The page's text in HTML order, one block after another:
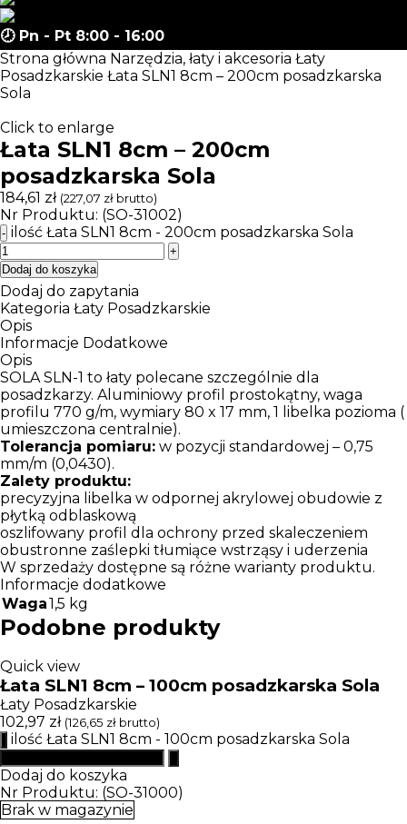
🕗 Pn - Pt 8:00 - 16:00
Strona główna Narzędzia, łaty i akcesoria Łaty
Posadzkarskie Łata SLN1 8cm – 200cm posadzkarska
Sola
Click to enlarge
Łata SLN1 8cm – 200cm
posadzkarska Sola
184,61 zł (227,07 zł brutto)
Nr Produktu: (SO-31002)
ilość Łata SLN1 8cm - 200cm posadzkarska Sola
Dodaj do koszyka
Dodaj do zapytania
Kategoria Łaty Posadzkarskie
Opis
Informacje Dodatkowe
Opis
SOLA SLN-1 to łaty polecane szczególnie dla
posadzkarzy. Aluminiowy profil prostokątny, waga
profilu 770 g/m, wymiary 80 x 17 mm, 1 libelka pozioma (
umieszczona centralnie).
Tolerancja pomiaru: w pozycji standardowej – 0,75
mm/m (0,0430).
Zalety produktu:
precyzyjna libelka w odpornej akrylowej obudowie z
płytką odblaskową
oszlifowany profil dla ochrony przed skaleczeniem
obustronne zaślepki tłumiące wstrząsy i uderzenia
W sprzedaży dostępne są różne warianty produktu.
Informacje dodatkowe
Waga1,5 kg
Podobne produkty
Quick view
Łata SLN1 8cm – 100cm posadzkarska Sola
Łaty Posadzkarskie
102,97 zł (126,65 zł brutto)
ilość Łata SLN1 8cm - 100cm posadzkarska Sola
Dodaj do koszyka
Nr Produktu: (SO-31000)
Brak w magazynie